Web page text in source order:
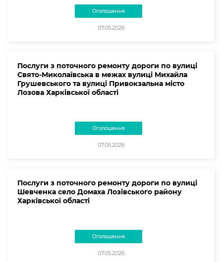
Оголошення
07.05.2026
Послуги з поточного ремонту дороги по вулиці
Свято-Миколаївська в межах вулиці Михайла
Грушевського та вулиці Привокзальна місто
Лозова Харківської області
Оголошення
07.05.2026
Послуги з поточного ремонту дороги по вулиці
Шевченка село Домаха Лозівського району
Харківської області
Оголошення
07.05.2026